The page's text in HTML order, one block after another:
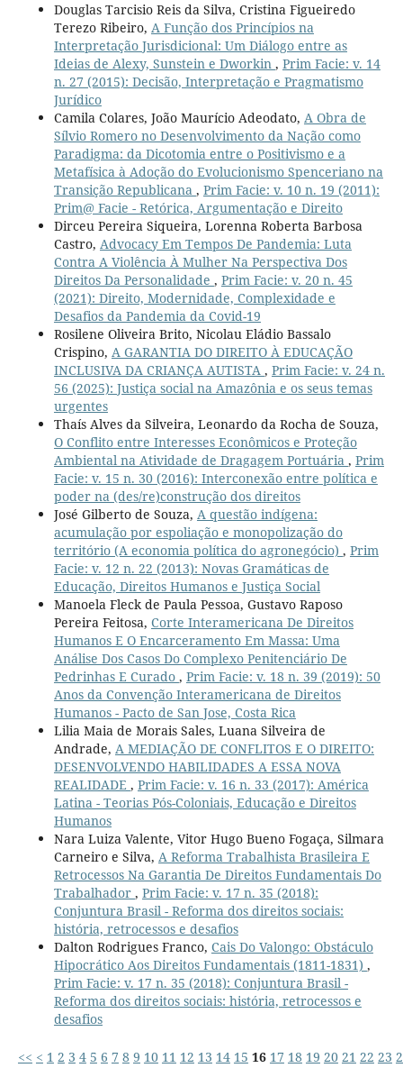
Douglas Tarcisio Reis da Silva, Cristina Figueiredo
Terezo Ribeiro, A Função dos Princípios na
Interpretação Jurisdicional: Um Diálogo entre as
Ideias de Alexy, Sunstein e Dworkin , Prim Facie: v. 14
n. 27 (2015): Decisão, Interpretação e Pragmatismo
Jurídico
Camila Colares, João Maurício Adeodato, A Obra de
Sílvio Romero no Desenvolvimento da Nação como
Paradigma: da Dicotomia entre o Positivismo e a
Metafísica à Adoção do Evolucionismo Spenceriano na
Transição Republicana , Prim Facie: v. 10 n. 19 (2011):
Prim@ Facie - Retórica, Argumentação e Direito
Dirceu Pereira Siqueira, Lorenna Roberta Barbosa
Castro, Advocacy Em Tempos De Pandemia: Luta
Contra A Violência À Mulher Na Perspectiva Dos
Direitos Da Personalidade , Prim Facie: v. 20 n. 45
(2021): Direito, Modernidade, Complexidade e
Desafios da Pandemia da Covid-19
Rosilene Oliveira Brito, Nicolau Eládio Bassalo
Crispino, A GARANTIA DO DIREITO À EDUCAÇÃO
INCLUSIVA DA CRIANÇA AUTISTA , Prim Facie: v. 24 n.
56 (2025): Justiça social na Amazônia e os seus temas
urgentes
Thaís Alves da Silveira, Leonardo da Rocha de Souza,
O Conflito entre Interesses Econômicos e Proteção
Ambiental na Atividade de Dragagem Portuária , Prim
Facie: v. 15 n. 30 (2016): Interconexão entre política e
poder na (des/re)construção dos direitos
José Gilberto de Souza, A questão indígena:
acumulação por espoliação e monopolização do
território (A economia política do agronegócio) , Prim
Facie: v. 12 n. 22 (2013): Novas Gramáticas de
Educação, Direitos Humanos e Justiça Social
Manoela Fleck de Paula Pessoa, Gustavo Raposo
Pereira Feitosa, Corte Interamericana De Direitos
Humanos E O Encarceramento Em Massa: Uma
Análise Dos Casos Do Complexo Penitenciário De
Pedrinhas E Curado , Prim Facie: v. 18 n. 39 (2019): 50
Anos da Convenção Interamericana de Direitos
Humanos - Pacto de San Jose, Costa Rica
Lilia Maia de Morais Sales, Luana Silveira de
Andrade, A MEDIAÇÃO DE CONFLITOS E O DIREITO:
DESENVOLVENDO HABILIDADES A ESSA NOVA
REALIDADE , Prim Facie: v. 16 n. 33 (2017): América
Latina - Teorias Pós-Coloniais, Educação e Direitos
Humanos
Nara Luiza Valente, Vitor Hugo Bueno Fogaça, Silmara
Carneiro e Silva, A Reforma Trabalhista Brasileira E
Retrocessos Na Garantia De Direitos Fundamentais Do
Trabalhador , Prim Facie: v. 17 n. 35 (2018):
Conjuntura Brasil - Reforma dos direitos sociais:
história, retrocessos e desafios
Dalton Rodrigues Franco, Cais Do Valongo: Obstáculo
Hipocrático Aos Direitos Fundamentais (1811-1831) ,
Prim Facie: v. 17 n. 35 (2018): Conjuntura Brasil -
Reforma dos direitos sociais: história, retrocessos e
desafios
<< < 1 2 3 4 5 6 7 8 9 10 11 12 13 14 15 16 17 18 19 20 21 22 23